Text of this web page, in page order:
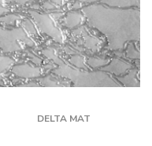
DELTA MAT